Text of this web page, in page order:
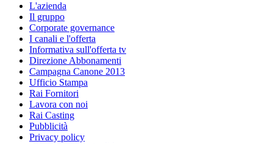
L'azienda
Il gruppo
Corporate governance
I canali e l'offerta
Informativa sull'offerta tv
Direzione Abbonamenti
Campagna Canone 2013
Ufficio Stampa
Rai Fornitori
Lavora con noi
Rai Casting
Pubblicità
Privacy policy